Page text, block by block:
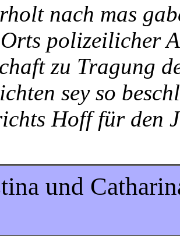
nach mas
polizeilicher
zu Tragung
sey so
Hoff für den
und